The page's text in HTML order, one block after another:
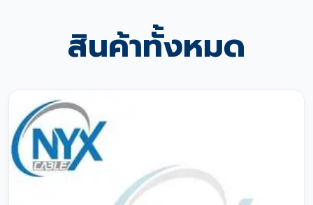
สินค้าทั้งหมด